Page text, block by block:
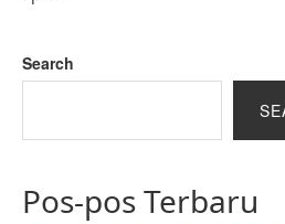
Search
Pos-pos Terbaru